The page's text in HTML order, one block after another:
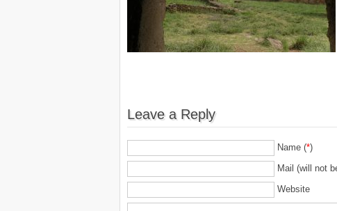
Leave a Reply
Name (*)
Mail (will not
Website